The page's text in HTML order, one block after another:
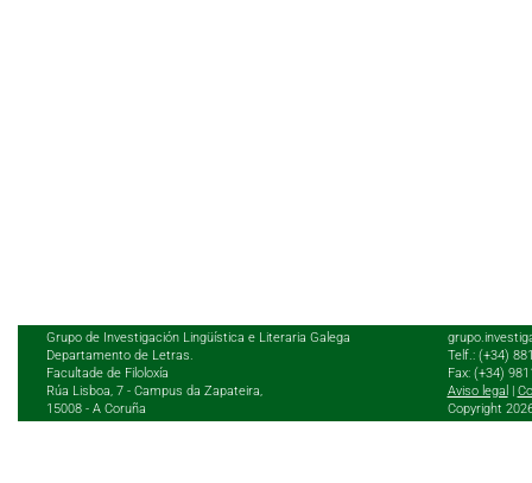
Grupo de Investigación Lingüística e Literaria Galega
Departamento de Letras.
Facultade de Filoloxía
Rúa Lisboa, 7 - Campus da Zapateira,
15008 - A Coruña
Telf.: (+34)
Fax: (+34)
Aviso legal
Copyright